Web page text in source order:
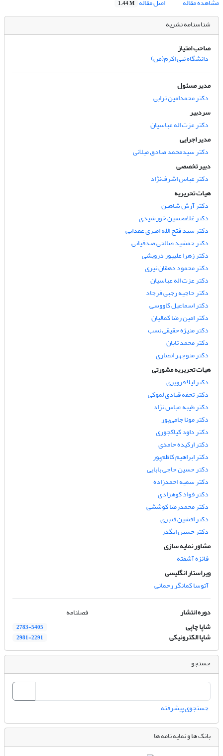
1.44 M
شناسنامه نشریه
صاحب امتیاز
دانشگاه نبی اکرم(ص)
مدیر مسئول
دکتر محمدامین ترابی
سردبیر
دکتر عزت اله عباسیان
مدیر اجرایی
دکتر سیدمحمد صادق میلانی
دبیر تخصصی
دکتر عباس اشرف‌نژاد
هیات تحریریه
دکتر آرش شاهین
دکتر غلامحسین خورشیدی
دکتر سید فتح الله امیری عقدایی
دکتر جمشید صالحی صدقیانی
دکتر زهرا علیپور درویشی
دکتر محمود دهقان نیری
دکتر عزت اله عباسیان
دکتر حاجیه رجبی فرجاد
دکتر اسماعیل کاووسی
دکتر امین رضا کمالیان
دکتر منیژه حقیقی نسب
دکتر محمد تابان
دکتر منوچهر انصاری
هیات تحریریه مشورتی
دکتر لیلا فرویزی
دکتر تحفه قبادی لموکی
دکتر طیبه عباس نژاد
دکتر مونا جامی‌پور
دکتر داود کیاکجوری
دکتر ارکیده حامدی
دکتر ابراهیم کاظم‌پور
دکتر حسین حاجی بابایی
دکتر سمیه احمدزاده
دکتر فواد کوهزادی
دکتر محمدرضا کوششی
دکتر افشین قنبری
دکتر حسین ایگدر
مشاور نمایه سازی
فائزه آشفته
ویراستار انگلیسی
آتوسا کمانگر رحمانی
دوره انتشار
فصلنامه
شاپا چاپی
2783-5405
شاپا الکترونیکی 2981-2291
جستجو
جستجوی پیشرفته
بانک ها و نمایه نامه ها